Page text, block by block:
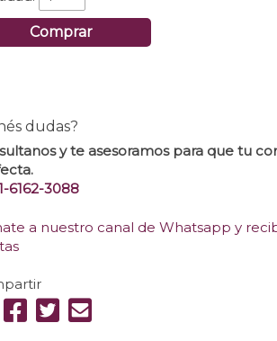
Comprar
dudas?
y te asesoramos para que tu
6162-3088
a nuestro canal de Whatsapp y